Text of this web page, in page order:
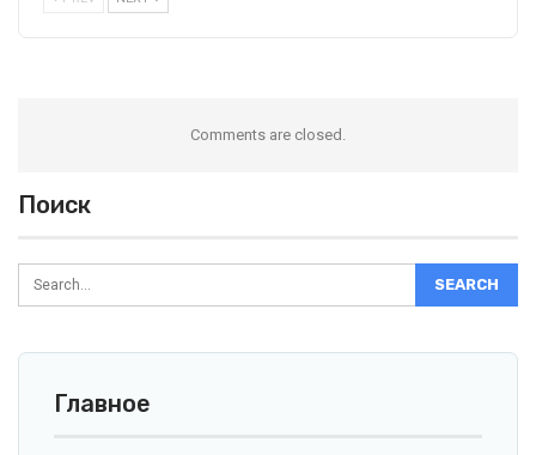
Comments are closed.
Поиск
Главное